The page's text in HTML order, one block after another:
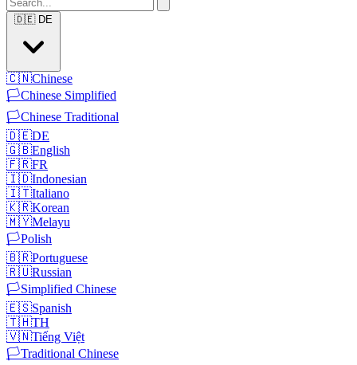
🇩🇪 DE
🇨🇳Chinese
🏳️Chinese Simplified
🏳️Chinese Traditional
🇩🇪DE
🇬🇧English
🇫🇷FR
🇮🇩Indonesian
🇮🇹Italiano
🇰🇷Korean
🇲🇾Melayu
🏳️Polish
🇧🇷Portuguese
🇷🇺Russian
🏳️Simplified Chinese
🇪🇸Spanish
🇹🇭TH
🇻🇳Tiếng Việt
🏳️Traditional Chinese